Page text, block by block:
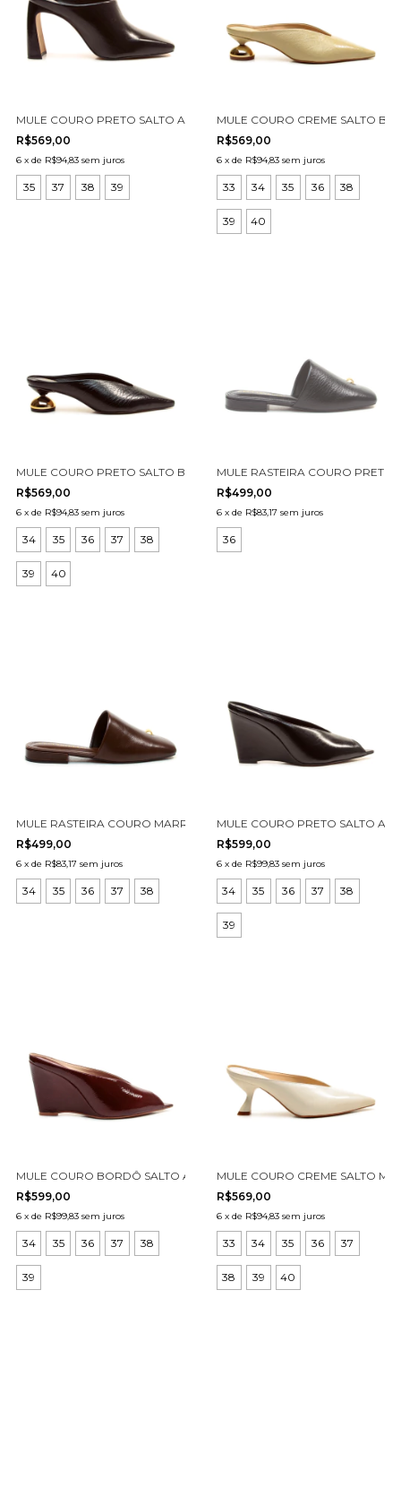
MULE COURO PRETO SALTO ALTO CECCONELLO 2973004-3
R$569,00
6 x de R$94,83 sem juros
35 37 38 39
MULE COURO CREME SALTO
R$569,00
6 x de R$94,83 sem juros
33 34 35 36 38
39 40
MULE COURO PRETO SALTO BAIXO CECCONELLO 2976001-3
R$569,00
6 x de R$94,83 sem juros
34 35 36 37 38
39 40
MULE RASTEIRA COURO
R$499,00
6 x de R$83,17 sem juros
36
MULE RASTEIRA COURO MARROM CECCONELLO 2486005-4
R$499,00
6 x de R$83,17 sem juros
34 35 36 37 38
MULE COURO PRETO SALTO
R$599,00
6 x de R$99,83 sem juros
34 35 36 37 38
39
MULE COURO BORDÔ SALTO ALTO CECCONELLO 2975002-3
R$599,00
6 x de R$99,83 sem juros
34 35 36 37 38
39
MULE COURO CREME SALTO
R$569,00
6 x de R$94,83 sem juros
33 34 35 36 37
38 39 40